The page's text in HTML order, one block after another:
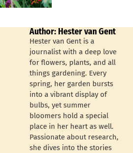
Author: Hester van Gent
Hester van Gent is a
journalist with a deep love
for flowers, plants, and all
things gardening. Every
spring, her garden bursts
into a vibrant display of
bulbs, yet summer
bloomers hold a special
place in her heart as well.
Passionate about research,
she dives into the stories